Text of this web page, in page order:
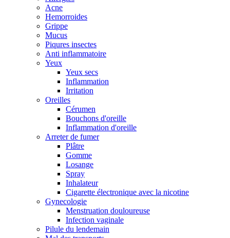
Acne
Hemorroides
Grippe
Mucus
Piqures insectes
Anti inflammatoire
Yeux
Yeux secs
Inflammation
Irritation
Oreilles
Cérumen
Bouchons d'oreille
Inflammation d'oreille
Arreter de fumer
Plâtre
Gomme
Losange
Spray
Inhalateur
Cigarette électronique avec la nicotine
Gynecologie
Menstruation douloureuse
Infection vaginale
Pilule du lendemain